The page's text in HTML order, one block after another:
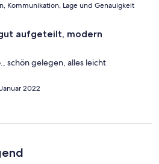
Kommunikation, Lage und Genauigkeit
aufgeteilt, modern
schön gelegen, alles leicht
2022